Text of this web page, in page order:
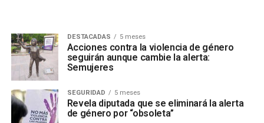
DESTACADAS 5 meses
Acciones contra la violencia de género
seguirán aunque cambie la alerta:
Semujeres
SEGURIDAD 5 meses
Revela diputada que se eliminará la alerta
de género por “obsoleta”